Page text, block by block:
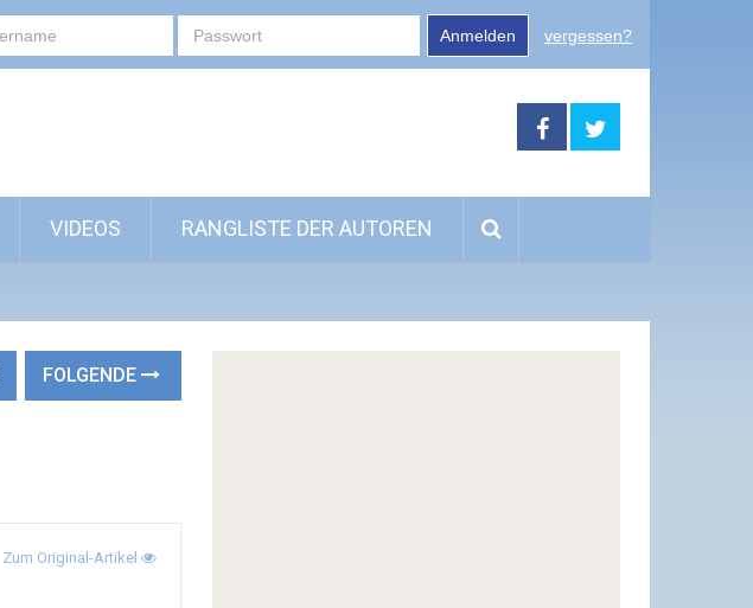
Anmelden vergessen?
VIDEOS RANGLISTE DER AUTOREN
FOLGENDE
Zum Original-Artikel